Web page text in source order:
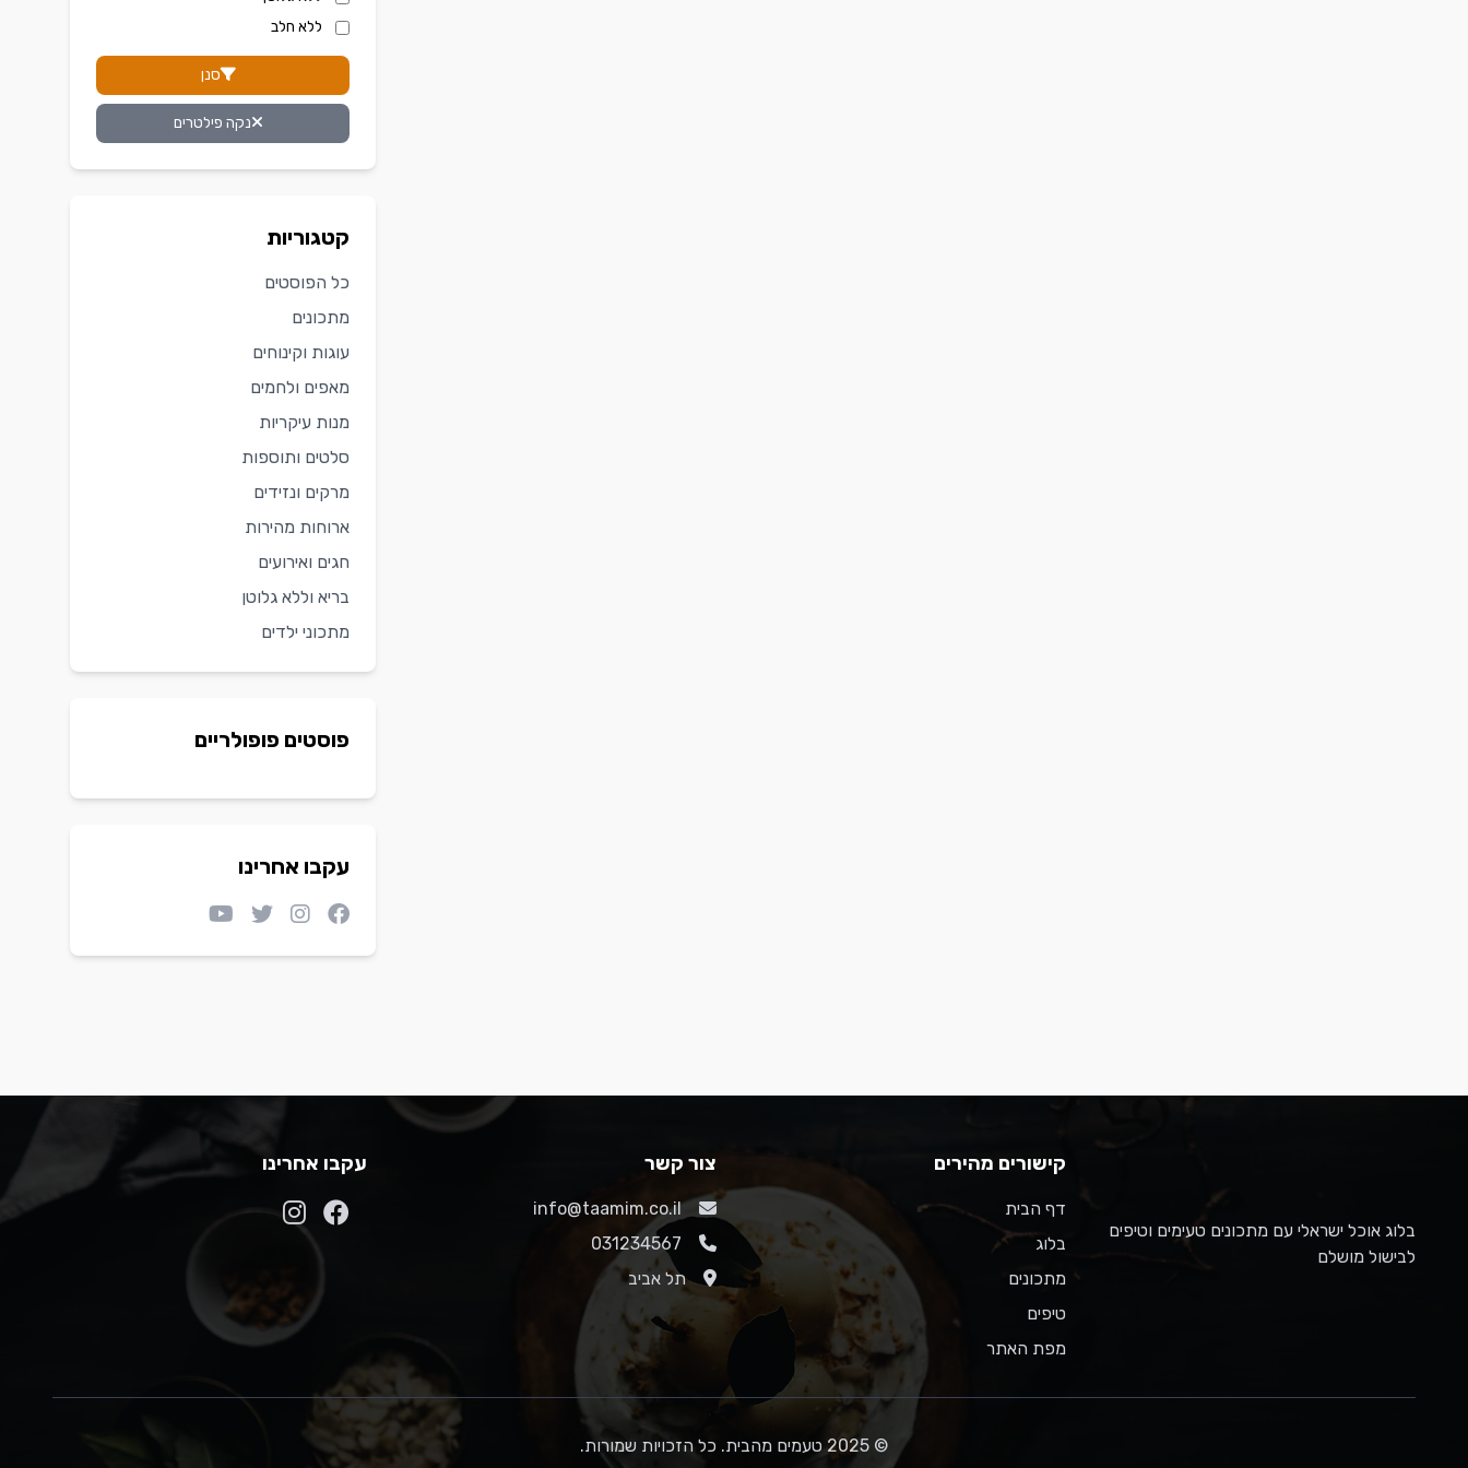
ללא חלב
סנן
נקה פילטרים
קטגוריות
כל הפוסטים
מתכונים
עוגות וקינוחים
מאפים ולחמים
מנות עיקריות
סלטים ותוספות
מרקים ונזידים
ארוחות מהירות
חגים ואירועים
בריא וללא גלוטן
מתכוני ילדים
פוסטים פופולריים
עקבו אחרינו
בלוג אוכל ישראלי עם מתכונים טעימים וטיפים
לבישול מושלם
קישורים מהירים
דף הבית
בלוג
מתכונים
טיפים
מפת האתר
צור קשר
info@taamim.co.il
031234567
תל אביב
עקבו אחרינו
© 2025 טעמים מהבית. כל הזכויות שמורות.